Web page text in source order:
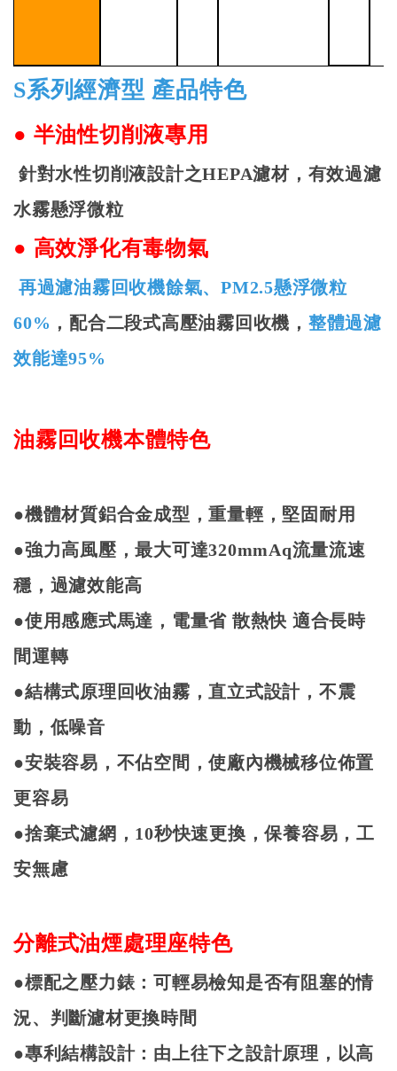
S系列經濟型 產品特色
● 半油性切削液專用
針對水性切削液設計之HEPA濾材，有效過濾
水霧懸浮微粒
● 高效淨化有毒物氣
再過濾油霧回收機餘氣、 PM2.5懸浮微粒
60% ，配合二段式高壓油霧回收機， 整體過濾
效能達95%
油霧回收機本體特色
●機體材質鋁合金成型，重量輕，堅固耐用
●強力高風壓，最大可達320mmAq流量流速
穩，過濾效能高
●使用感應式馬達，電量省 散熱快 適合長時
間運轉
●結構式原理回收油霧，直立式設計，不震
動，低噪音
●安裝容易，不佔空間，使廠內機械移位佈置
更容易
●捨棄式濾網， 10秒快速更換，保養容易，工
安無慮
分離式油煙處理座特色
●標配之壓力錶：可輕易檢知是否有阻塞的情
況、 判斷濾材更換時間
●專利結構設計：由上往下之設計原理，以高